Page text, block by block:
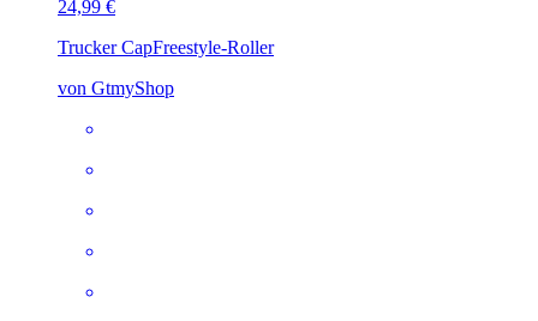
24,99 €
Trucker CapFreestyle-Roller
von GtmyShop